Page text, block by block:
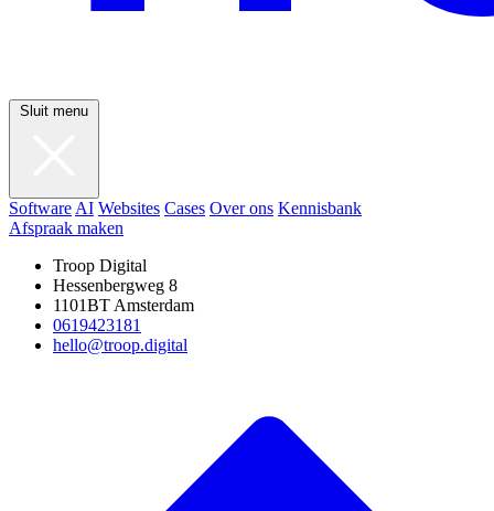
Sluit menu
Software AI Websites Cases Over ons Kennisbank
Afspraak maken
Troop Digital
Hessenbergweg 8
1101BT Amsterdam
0619423181
hello@troop.digital